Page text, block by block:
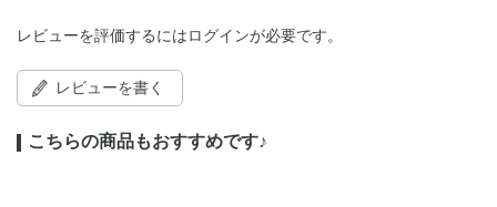
レビューを評価するにはログインが必要です。
レビューを書く
こちらの商品もおすすめです♪